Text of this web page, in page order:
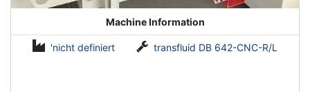
Machine Information
'nicht definiert transfluid DB 642-CNC-R/L